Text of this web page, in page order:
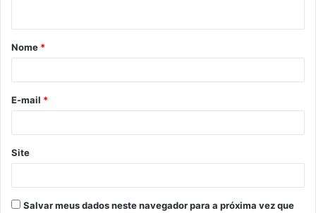
á
r
*
Nome *
E-mail *
Site
Salvar meus dados neste navegador para a próxima vez que